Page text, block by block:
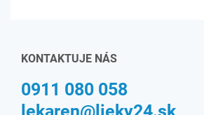
KONTAKTUJE NÁS
0911 080 058